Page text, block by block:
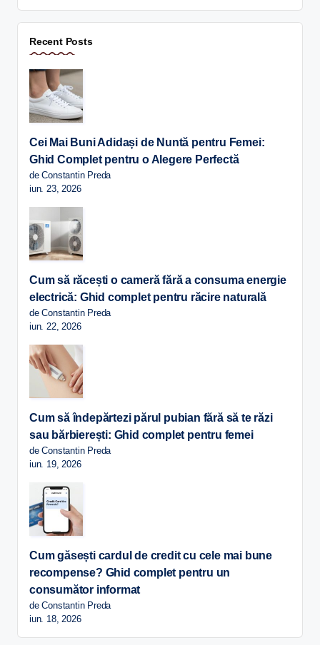
Recent Posts
Cei Mai Buni Adidași de Nuntă pentru Femei:
Ghid Complet pentru o Alegere Perfectă
de Constantin Preda
iun. 23, 2026
Cum să răcești o cameră fără a consuma energie
electrică: Ghid complet pentru răcire naturală
de Constantin Preda
iun. 22, 2026
Cum să îndepărtezi părul pubian fără să te răzi
sau bărbierești: Ghid complet pentru femei
de Constantin Preda
iun. 19, 2026
Cum găsești cardul de credit cu cele mai bune
recompense? Ghid complet pentru un
consumător informat
de Constantin Preda
iun. 18, 2026